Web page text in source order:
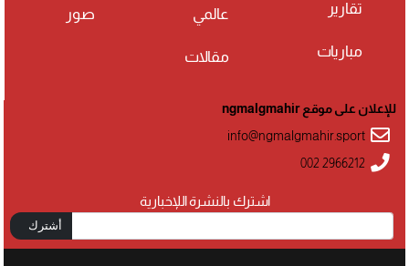
تقارير
مباريات
عالمي
مقالات
صور
اشترك بالنشرة اللإخبارية
أشترك
للإعلان على موقع ngmalgmahir
info@ngmalgmahir.sport
002 2966212